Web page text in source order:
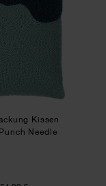
Kissen
Needle